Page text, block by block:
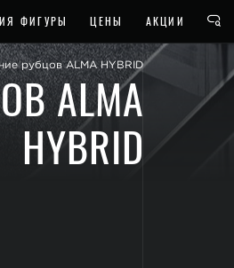
ФИГУРЫ ЦЕНЫ АКЦИИ
рубцов ALMA HYBRID
ALMA
HYBRID